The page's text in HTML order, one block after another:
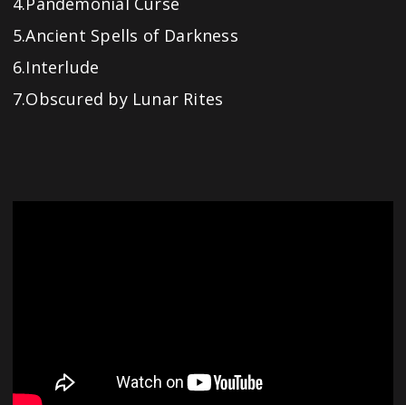
5.Ancient Spells of Darkness
6.Interlude
7.Obscured by Lunar Rites